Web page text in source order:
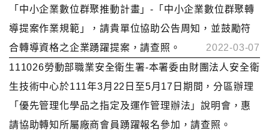
「中小企業數位群聚推動計畫」-「中小企業數位群聚轉
導提案作業規範」，請貴單位協助公告周知，並鼓勵符
合轉導資格之企業踴躍提案，請查照。
2022-03-07
111026勞動部職業安全衛生署-本署委由財團法人安全衛
生技術中心於111年3月22日至5月17日期間，分區辦理
「優先管理化學品之指定及運作管理辦法」說明會，惠
請協助轉知所屬廠商會員踴躍報名參加，請查照。